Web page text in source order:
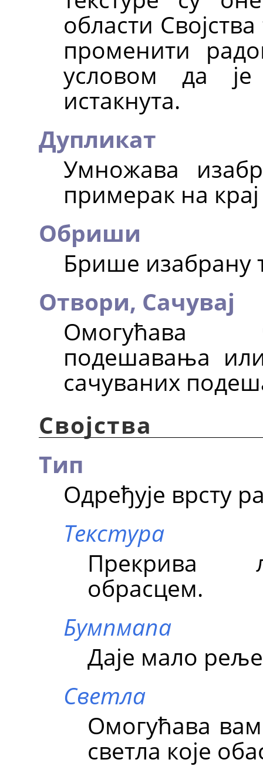
области
променити
условом да
истакнута.
Дупликат
Умножава
примерак на
Обриши
Брише изабрану
Отвори, Сачувај
Омогућава
подешавања
сачуваних
Својства
Тип
Одређује врсту
Текстура
Прекрива
обрасцем.
Бумпмапа
Даје мало
Светла
Омогућава
светла које